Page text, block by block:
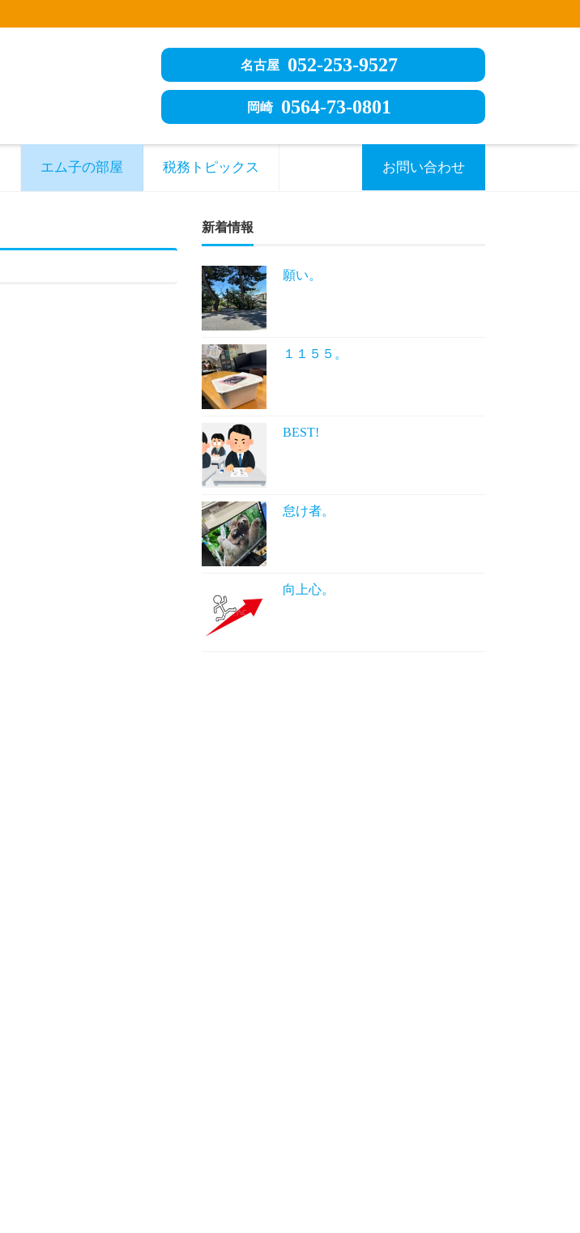
名古屋 052-253-9527
岡崎 0564-73-0801
エム子の部屋 税務トピックス お問い合わせ
新着情報
願い。
１１５５。
BEST!
怠け者。
向上心。